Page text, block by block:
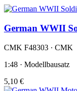
German WWII
CMK F48303 · CMK
1:48 · Modellbausatz
5,10 €